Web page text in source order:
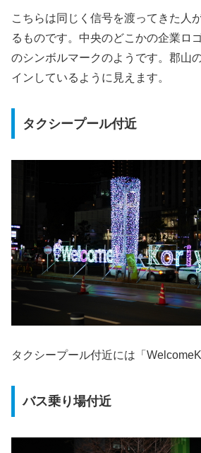
こちらは同じく信号を渡ってきた人
るものです。中央のどこかの企業ロ
のシンボルマークのようです。郡山
インしているように見えます。
タクシープール付近
タクシープール付近には「
バス乗り場付近